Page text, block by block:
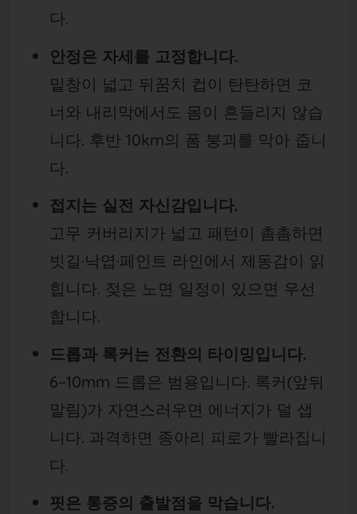
다.
안정은 자세를 고정합니다.
밑창이 넓고 뒤꿈치 컵이 탄탄하면 코
너와 내리막에서도 몸이 흔들리지 않습
니다. 후반 10km의 폼 붕괴를 막아 줍니
다.
접지는 실전 자신감입니다.
고무 커버리지가 넓고 패턴이 촘촘하면
빗길·낙엽·페인트 라인에서 제동감이 읽
힙니다. 젖은 노면 일정이 있으면 우선
합니다.
드롭과 록커는 전환의 타이밍입니다.
6~10mm 드롭은 범용입니다. 록커(앞뒤
말림)가 자연스러우면 에너지가 덜 샙
니다. 과격하면 종아리 피로가 빨라집니
다.
핏은 통증의 출발점을 막습니다.